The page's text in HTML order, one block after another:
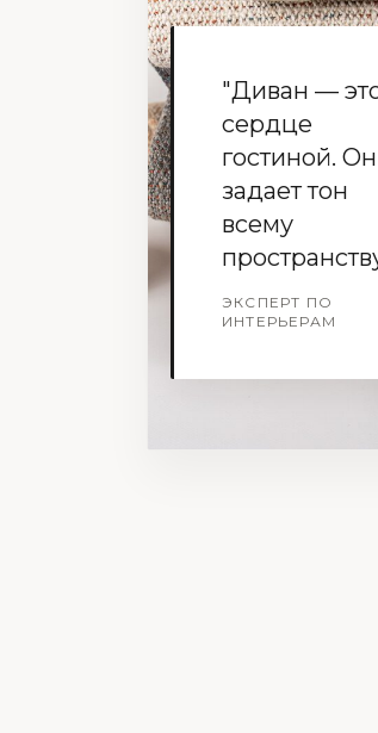
"Диван —
сердце
гостиной. Он
задает тон
всему
ЭКСПЕРТ ПО
ИНТЕРЬЕРАМ